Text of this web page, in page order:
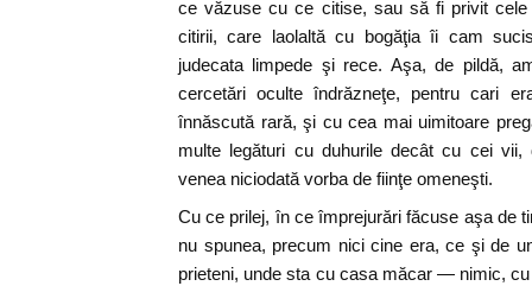
ce văzuse cu ce citise, sau să fi privit
citirii, care laolaltă cu bogăţia îi cam
judecata limpede şi rece. Aşa, de pildă,
cercetări oculte îndrăzneţe, pentru cari
înnăscută rară, şi cu cea mai uimitoare
multe legături cu duhurile decât cu cei vii,
venea niciodată vorba de fiinţe omeneşti.
Cu ce prilej, în ce împrejurări făcuse aşa de
nu spunea, precum nici cine era, ce şi de
prieteni, unde sta cu casa măcar — nimic,